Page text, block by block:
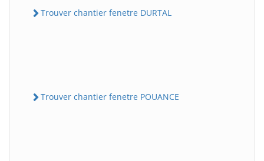
Trouver chantier fenetre DURTAL
Trouver chantier fenetre POUANCE